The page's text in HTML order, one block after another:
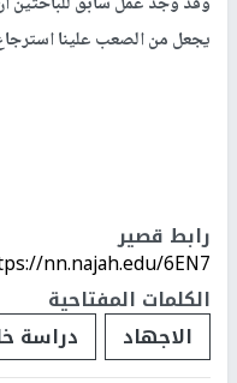
يجعل من الصعب علينا
رابط قصير
nn.najah.edu/6EN7/
الكلمات المفتاحية
الاجهاد
دراسة